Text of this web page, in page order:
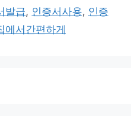
발급, 인증서사용, 인증
에서간편하게